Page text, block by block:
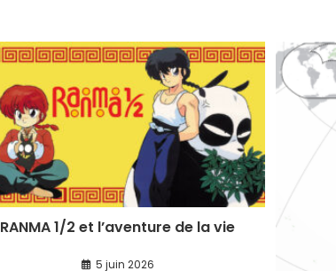
RANMA 1/2 et l’aventure de la vie
5 juin 2026